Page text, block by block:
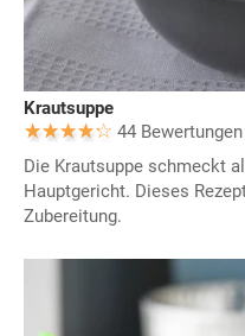
Krautsuppe
44 Bewertungen
Die Krautsuppe schmeckt
Hauptgericht. Dieses
Zubereitung.